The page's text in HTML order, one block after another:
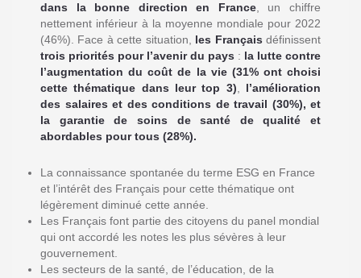
dans la bonne direction en France, un chiffre
nettement inférieur à la moyenne mondiale pour 2022
(46%). Face à cette situation, les Français définissent
trois priorités pour l’avenir du pays : la lutte contre
l’augmentation du coût de la vie (31% ont choisi
cette thématique dans leur top 3)
l’amélioration
des salaires et des conditions de travail (30%), et
la garantie de soins de santé de qualité et
abordables pour tous (28%).
La connaissance spontanée du terme ESG en France
et l’intérêt des Français pour cette thématique ont
légèrement diminué cette année.
Les Français font partie des citoyens du panel mondial
qui ont accordé les notes les plus sévères à leur
gouvernement.
Les secteurs de la santé, de l’éducation, de la